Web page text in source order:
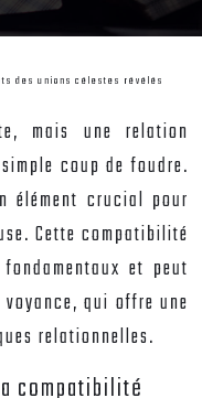
des unions célestes révélés
mais une relation
coup de foudre.
élément crucial pour
Cette compatibilité
et peut
qui offre une
relationnelles.
compatibilité